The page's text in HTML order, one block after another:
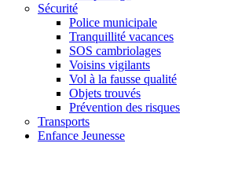
Sécurité
Police municipale
Tranquillité vacances
SOS cambriolages
Voisins vigilants
Vol à la fausse qualité
Objets trouvés
Prévention des risques
Transports
Enfance Jeunesse